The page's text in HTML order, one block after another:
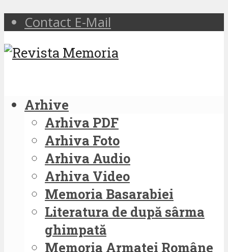
Contact E-Mail
Arhive
Arhiva PDF
Arhiva Foto
Arhiva Audio
Arhiva Video
Memoria Basarabiei
Literatura de după sârma
ghimpată
Memoria Armatei Române